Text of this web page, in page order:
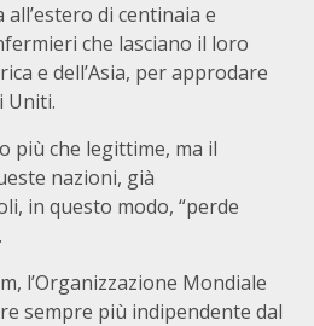
di centinaia e
che lasciano il loro
e dell’Asia, per approdare
Uniti.
più che legittime, ma il
nazioni, già
in questo modo, “perde
l’Organizzazione Mondiale
sempre più indipendente dal